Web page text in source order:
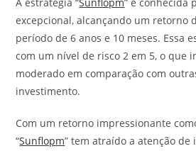
excepcional, alcançando um retorno
período de 6 anos e 10 meses. Essa
com um nível de risco 2 em 5, o que
moderado em comparação com
investimento.
Com um retorno impressionante
“Sunflopm” tem atraído a atenção de